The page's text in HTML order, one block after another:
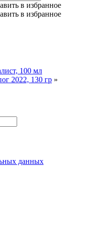
в избранное
в избранное
100 мл
2022, 130 гр »
данных